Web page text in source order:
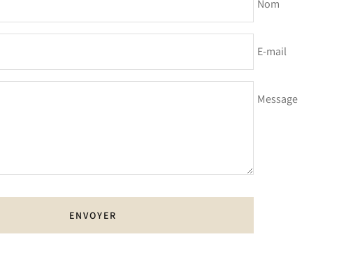
Nom
E-mail
Message
ENVOYER